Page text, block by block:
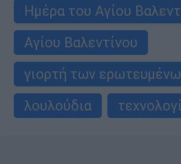
Ημέρα του Αγίου
Αγίου Βαλεντίνου
γιορτή των
λουλούδια